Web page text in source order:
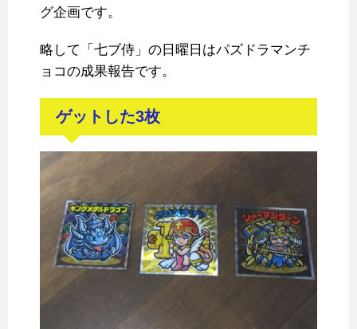
グ企画です。
略して「七ブ侍」の日曜日はパズドラマンチ
ョコの成果報告です。
ゲットした3枚